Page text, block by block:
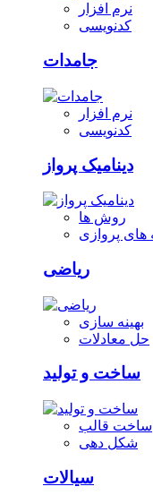
نرم افزار
کدنویسی
جامدات
نرم افزار
کدنویسی
دینامیک پرواز
روش ها
های پروازی
ریاضی
بهینه سازی
حل معادلات
ساخت و تولید
ساخت قالب
شکل دهی
سیالات